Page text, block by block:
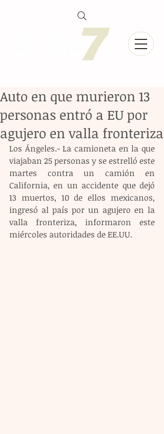
Auto en que murieron 13
personas entró a EU por
agujero en valla fronteriza
Los Ángeles.- La camioneta en la que
viajaban 25 personas y se estrelló este
martes contra un camión en
California, en un accidente que dejó
13 muertos, 10 de ellos mexicanos,
ingresó al país por un agujero en la
valla fronteriza, informaron este
miércoles autoridades de EE.UU.